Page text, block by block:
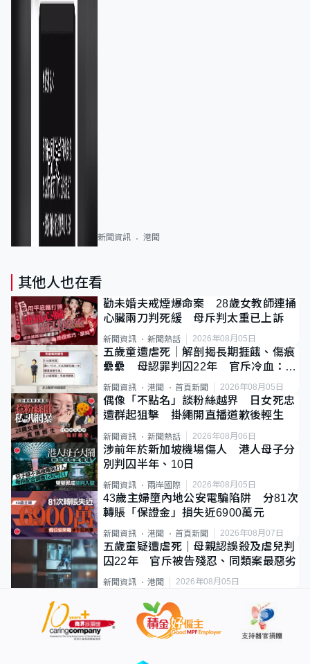
新聞資訊 港聞
其他人也在看
勸未婚夫戒煙爆命案 28歲女教師連捅
心臟兩刀判死緩 母斥判太重已上訴
新聞資訊 新聞熱話 2026年08月05日
五歲童遭虐死｜解剖揭長期捱餓、傷痕
纍纍 母認罪判囚22年 官斥冷血：同
類案最惡劣
新聞資訊 港聞 首頁新聞 2026年08月05日
偶像「不點名」談粉絲越界 日女死忠
遭群起狙擊 掛繩開直播道歉後輕生
新聞資訊 新聞熱話 2026年08月06日
涉前年於新加坡機場傷人 港人母子分
別判囚半年、10日
新聞資訊 兩岸國際 2026年08月05日
43歲主婦墮內地公安電騙陷阱 分81次
轉賬「保證金」損失近6900萬元
新聞資訊 港聞 首頁新聞 2026年08月07日
五歲童疑遭虐死｜母親認誤殺及虐兒判
囚22年 官斥被告殘忍、同類案最惡劣
新聞資訊 港聞 2026年08月05日